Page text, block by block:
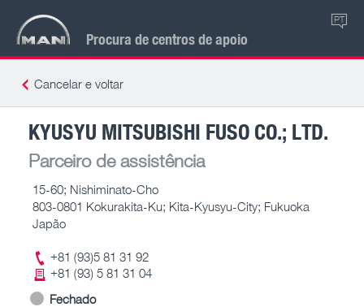
Procura de centros de apoio
PT
Cancelar e voltar
KYUSYU MITSUBISHI FUSO CO.; LTD.
Parceiro de assistência
15-60; Nishiminato-Cho
803-0801 Kokurakita-Ku; Kita-Kyusyu-City; Fukuoka
Japão
+81 (93)5 81 31 92
+81 (93) 5 81 31 04
Fechado